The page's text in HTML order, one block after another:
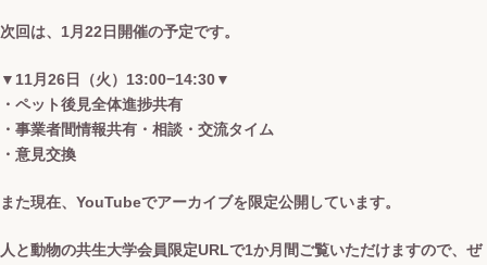
次回は、1月22日開催の予定です。
▼11月26日（火）13:00−14:30▼
・ペット後見全体進捗共有
・事業者間情報共有・相談・交流タイム
・意見交換
また現在、YouTubeでアーカイブを限定公開しています。
人と動物の共生大学会員限定URLで1か月間ご覧いただけますので、ぜ